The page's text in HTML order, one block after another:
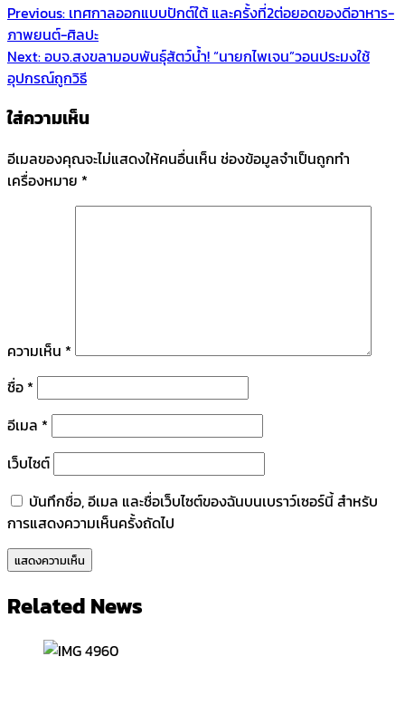
Previous: เทศกาลออกแบบปักต์ใต้ และครั้งที่2ต่อยอดของดีอาหาร-
ภาพยนต์-ศิลปะ
Next:อบจ.สงขลามอบพันธุ์สัตว์น้ำ! “นายกไพเจน”วอนประมงใช้
อุปกรณ์ถูกวิธี
ใส่ความเห็น
อีเมลของคุณจะไม่แสดงให้คนอื่นเห็น ช่องข้อมูลจำเป็นถูกทำ
เครื่องหมาย *
ความเห็น *
ชื่อ *
อีเมล *
เว็บไซต์
บันทึกชื่อ, อีเมล และชื่อเว็บไซต์ของฉันบนเบราว์เซอร์นี้ สำหรับ
การแสดงความเห็นครั้งถัดไป
Related News